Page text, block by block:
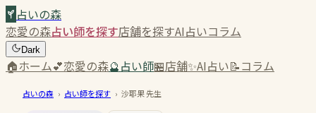
占いの森
恋愛の森占い師を探す店舗を探すAI占いコラム
Dark
🏠ホーム💕恋愛の森🔮占い師🏪店舗✨AI占い📝コラム
占いの森 › 占い師を探す › 沙耶果先生